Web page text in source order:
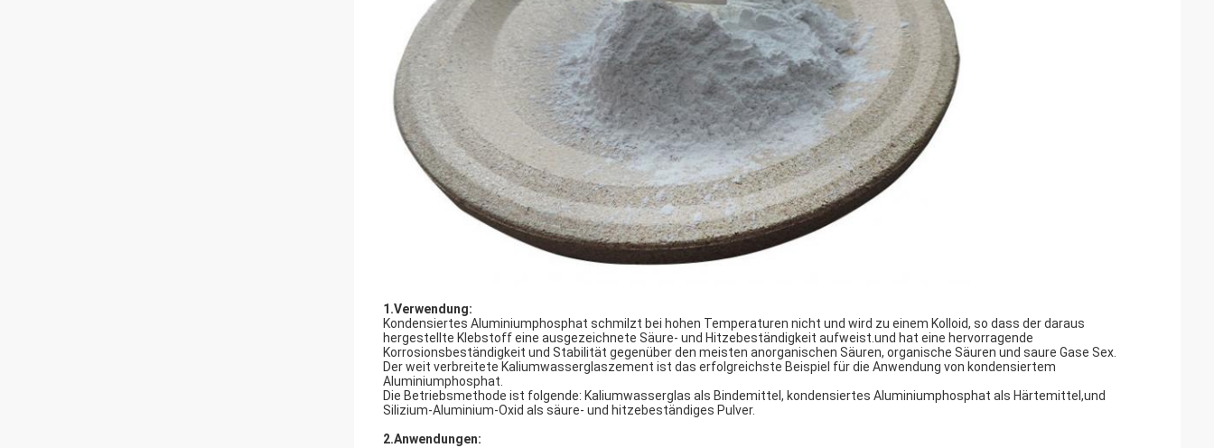
1.Verwendung:
Kondensiertes Aluminiumphosphat schmilzt bei hohen Temperaturen nicht und wird zu einem Kolloid, so dass der daraus
hergestellte Klebstoff eine ausgezeichnete Säure- und Hitzebeständigkeit aufweist.und hat eine hervorragende
Korrosionsbeständigkeit und Stabilität gegenüber den meisten anorganischen Säuren, organische Säuren und saure Gase Sex.
Der weit verbreitete Kaliumwasserglaszement ist das erfolgreichste Beispiel für die Anwendung von kondensiertem
Aluminiumphosphat.
Die Betriebsmethode ist folgende: Kaliumwasserglas als Bindemittel, kondensiertes Aluminiumphosphat als Härtemittel,und
Silizium-Aluminium-Oxid als säure- und hitzebeständiges Pulver.
2.Anwendungen: